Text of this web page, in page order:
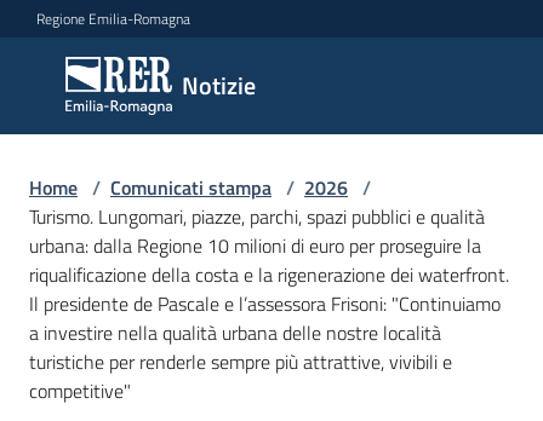
Vai al contenuto
Vai alla navigazione
Vai al footer
Regione Emilia-Romagna
Notizie
Notizie
Comunicati
stampa
Menu selezionato
Cerca
un
comunicato
Risorse
Home / Comunicati stampa / 2026 /
Turismo. Lungomari, piazze, parchi, spazi pubblici e qualità
urbana: dalla Regione 10 milioni di euro per proseguire la
riqualificazione della costa e la rigenerazione dei waterfront.
Il presidente de Pascale e l’assessora Frisoni: "Continuiamo
a investire nella qualità urbana delle nostre località
turistiche per renderle sempre più attrattive, vivibili e
competitive"